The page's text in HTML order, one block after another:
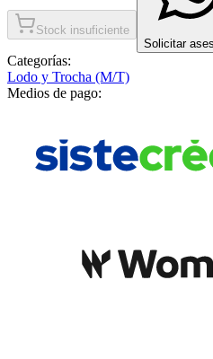
Stock insuficiente
Solicitar
Categorías:
Lodo y Trocha (M/T)
Medios de pago: